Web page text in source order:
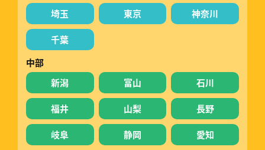
埼玉 東京 神奈川
千葉
中部
新潟
富山 石川
福井 山梨 長野
岐阜 静岡
愛知